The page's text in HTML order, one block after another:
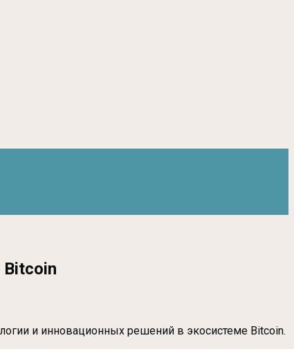
Bitcoin
и инновационных решений в экосистеме Bitcoin.